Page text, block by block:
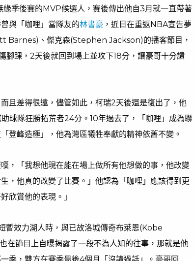
季後賽的MVP候選人，賽後傳出他自3月就一直帶著
與「咖哩」當隊友的林書豪 ，近日在重返NBA宣告夢
Barnes)、傑克森(Stephen Jackson)的播客節目，
腳踝，2天後就回到場上並攻下18分，讓豪哥十分讚
且差得很遠，儘管如此，柯瑞2天後還是復出了，他
球隊狂勝拓荒者24分。10年過去了，「咖哩」成為聯
登峰造極」，他為灣區犧牲奉獻的精神依舊不變。
，「我想他現在能在場上做所有他想做的事，他改變
，他真的改變了比賽。」他認為「咖哩」應該得到更
欣賞他的表現。」
暫效力湖人時，與已故洛城傳奇布萊恩(Kobe
在節目上自曝揭露了一段不為人知的往事，那就是他
季，雙方在賽季最後4個月「沒講過話」。豪哥回